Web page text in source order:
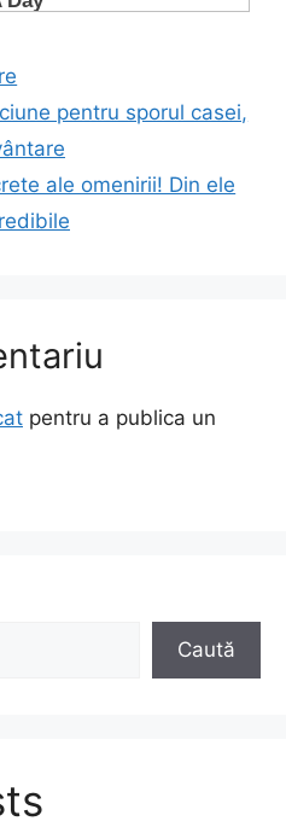
re
pentru sporul casei,
ale omenirii! Din ele
pentru a publica un
Caută